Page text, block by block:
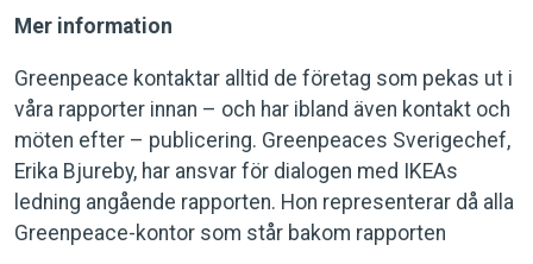
Mer information
Greenpeace kontaktar alltid de företag som pekas ut i
våra rapporter innan – och har ibland även kontakt och
möten efter – publicering. Greenpeaces Sverigechef,
Erika Bjureby, har ansvar för dialogen med IKEAs
ledning angående rapporten. Hon representerar då alla
Greenpeace-kontor som står bakom rapporten